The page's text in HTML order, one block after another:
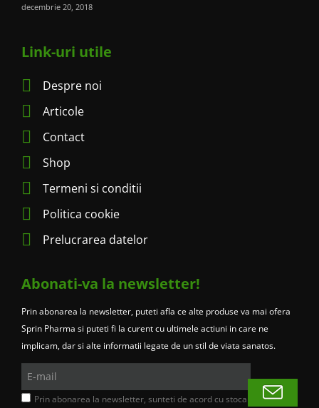
decembrie 20, 2018
Link-uri utile
Despre noi
Articole
Contact
Shop
Termeni si conditii
Politica cookie
Prelucrarea datelor
Abonati-va la newsletter!
Prin abonarea la newsletter, puteti afla ce alte produse va mai ofera
Sprin Pharma si puteti fi la curent cu ultimele actiuni in care ne
implicam, dar si alte informatii legate de un stil de viata sanatos.
mail
Prin abonarea la newsletter, sunteti de acord cu stocarea si